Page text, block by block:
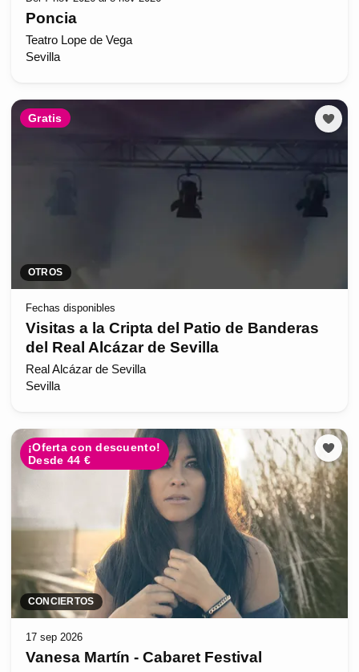
Poncia
Teatro Lope de Vega
Sevilla
Gratis
OTROS
Fechas disponibles
Visitas a la Cripta del Patio de Banderas
del Real Alcázar de Sevilla
Real Alcázar de Sevilla
Sevilla
¡Oferta con descuento!
Desde 44 €
CONCIERTOS
17 sep 2026
Vanesa Martín - Cabaret Festival